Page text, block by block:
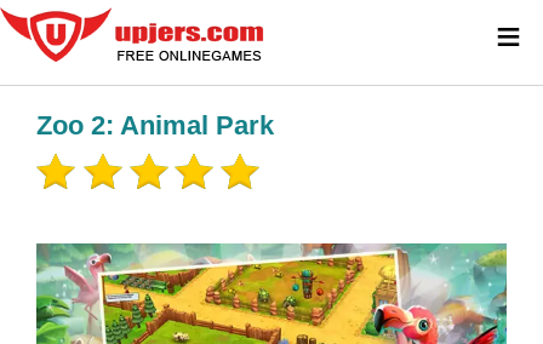
Zoo 2: Animal Park
≡